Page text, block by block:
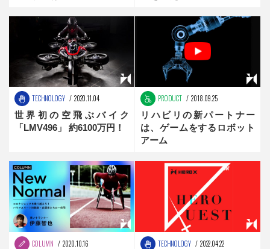
TECHNOLOGY 2020.11.04
世界初の空飛ぶバイク
「LMV496」 約6100万円！
PRODUCT 2018.09.25
リハビリの新パートナー
は、ゲームをするロボット
アーム
COLUMN 2020.10.16 TECHNOLOGY 2022.04.22